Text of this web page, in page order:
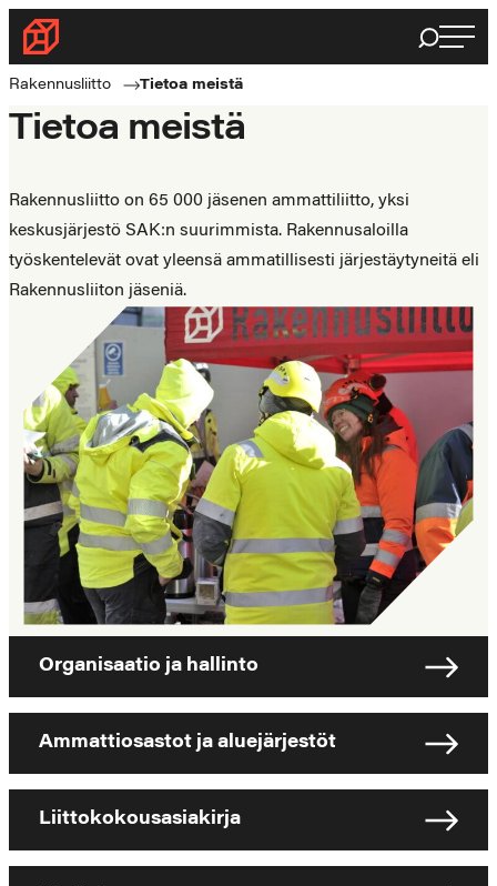
Siirry
suoraan
sisältöön
Rakennusliitto
Rakennusalan
puolella
Haku
Rakennusliitto Tietoa meistä
Tietoa meistä
Rakennusliitto on 65 000 jäsenen ammattiliitto, yksi
keskusjärjestö SAK:n suurimmista. Rakennusaloilla
työskentelevät ovat yleensä ammatillisesti järjestäytyneitä eli
Rakennusliiton jäseniä.
Organisaatio ja hallinto
Ammattiosastot ja aluejärjestöt
Liittokokousasiakirja